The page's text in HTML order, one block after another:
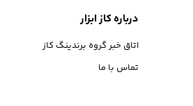
درباره کاز ابزار
اتاق خبر گروه برندینگ کاز
تماس با ما